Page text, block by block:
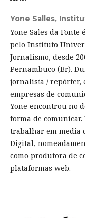
Yone Salles,
Yone Sales da
pelo Instituto
Jornalismo, desde
Pernambuco (Br).
jornalista / repórter,
empresas de
Yone encontrou no
forma de comunicar.
trabalhar em media
Digital,
como produtora de
plataformas web.